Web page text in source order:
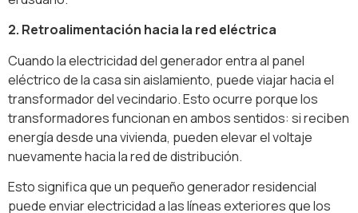
2. Retroalimentación hacia la red eléctrica
Cuando la electricidad del generador entra al panel
eléctrico de la casa sin aislamiento, puede viajar hacia el
transformador del vecindario. Esto ocurre porque los
transformadores funcionan en ambos sentidos: si reciben
energía desde una vivienda, pueden elevar el voltaje
nuevamente hacia la red de distribución.
Esto significa que un pequeño generador residencial
puede enviar electricidad a las líneas exteriores que los